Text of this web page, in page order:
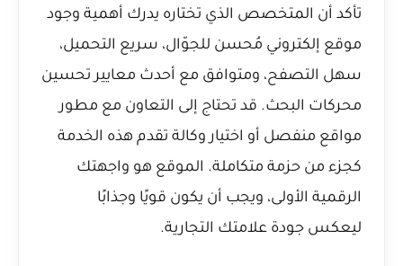
تأكد أن المتخصص الذي تختاره يدرك أهمية وجود
موقع إلكتروني مُحسن للجوّال، سريع التحميل،
سهل التصفح، ومتوافق مع أحدث معايير تحسين
محركات البحث. قد تحتاج إلى التعاون مع مطور
مواقع منفصل أو اختيار وكالة تقدم هذه الخدمة
كجزء من حزمة متكاملة. الموقع هو واجهتك
الرقمية الأولى، ويجب أن يكون قويًا وجذابًا
ليعكس جودة علامتك التجارية.